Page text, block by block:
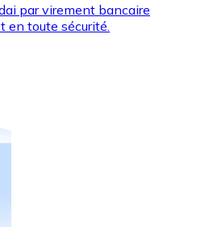
et Mastercard pour acheter
de vos marques
cartes-cadeaux
par virement bancaire
toute sécurité.